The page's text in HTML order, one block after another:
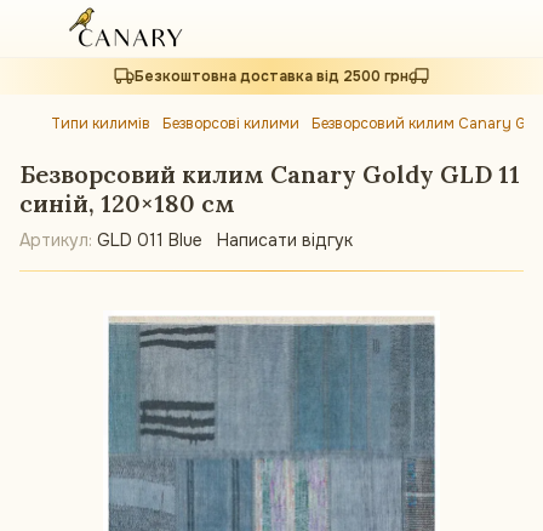
Безкоштовна доставка від 2500 грн
Типи килимів Безворсові килими Безворсовий килим Canary
Безворсовий килим Canary Goldy GLD 11
синій, 120×180 см
Артикул: GLD 011 Blue Написати відгук